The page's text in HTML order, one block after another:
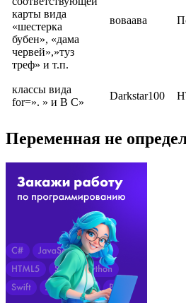
карты вида
«шестерка
бубен», «дама
червей»,»туз
треф» и т.п.
воваава
классы вида
for=». » и B C»
Darkstar100
Переменная не